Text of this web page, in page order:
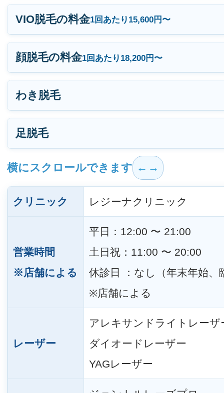
VIO脱毛の料金1回あたり15,600円〜
顔脱毛の料金1回あたり18,200円〜
わき脱毛
足脱毛
横にスクロールできます
クリニック レジーナクリニック
営業時間
※店舗による
平日：12:00 〜 21:00
土日祝：11:00 〜 20:00
休診日 ：なし（年末年始、
※店舗による
レーザー
アレキサンドライトレーザ
ダイオードレーザー
YAGレーザー